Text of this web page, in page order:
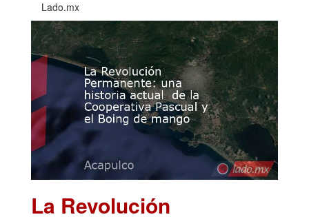
Lado.mx
La Revolución